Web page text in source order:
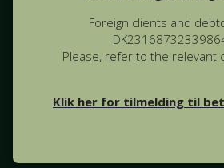
Foreign clients and
Please, refer to the relevant
Klik her for tilmelding til